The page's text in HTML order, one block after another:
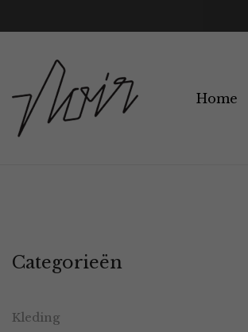
Home
Categorieën
Kleding